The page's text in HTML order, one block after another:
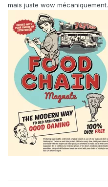
mais juste wow mécaniquement.